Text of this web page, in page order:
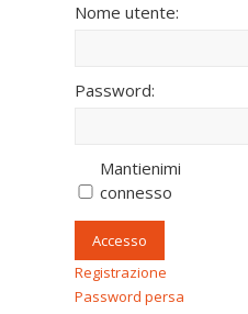
Nome utente:
Password:
Mantienimi
connesso
Accesso
Registrazione
Password persa